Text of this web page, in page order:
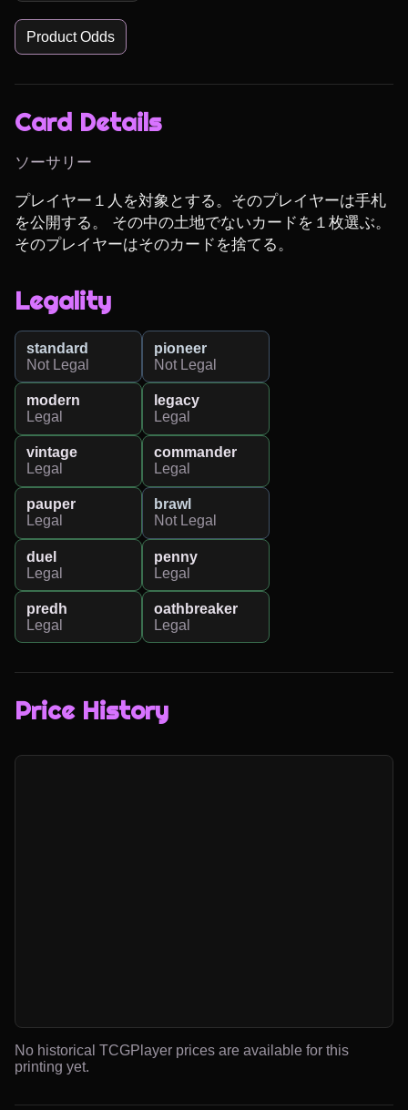
Product Odds
Card Details
ソーサリー
プレイヤー１人を対象とする。そのプレイヤーは手札
を公開する。 その中の土地でないカードを１枚選ぶ。
そのプレイヤーはそのカードを捨てる。
Legality
standard
Not Legal
pioneer
Not Legal
modern
Legal
legacy
Legal
vintage
Legal
commander
Legal
pauper
Legal
brawl
Not Legal
duel
Legal
penny
Legal
predh
Legal
oathbreaker
Legal
Price History
No historical TCGPlayer prices are available for this
printing yet.